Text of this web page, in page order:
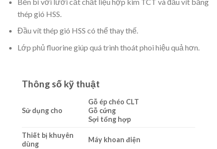
thép gió HSS.
Đầu vít thép gió HSS có thể thay thế.
Lớp phủ fluorine giúp quá trình thoát phoi hiệu quả hơn.
Thông số kỹ thuật
Sử dụng cho
Gỗ ép chéo CLT
Gỗ cứng
Sợi tổng hợp
Thiết bị khuyên
dùng
Máy khoan điện